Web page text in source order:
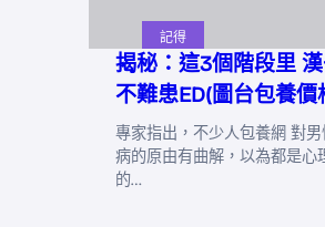
記得
揭秘：這3個階段里
不難患ED(圖台包養價
專家指出，不少人包養網 對
病的原由有曲解，以為都是心
的…